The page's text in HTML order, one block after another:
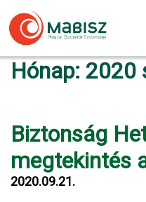
content
Hónap: 2020
Biztonság
megtekintés
2020.09.21.